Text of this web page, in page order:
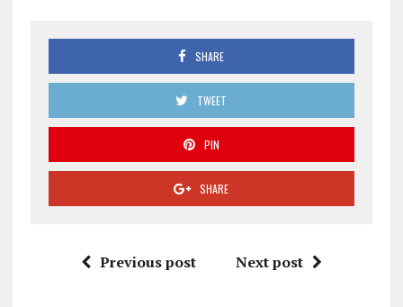
SHARE
TWEET
PIN
SHARE
Previous post Next post